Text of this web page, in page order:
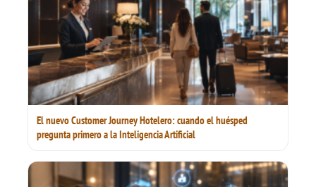
El nuevo Customer Journey Hotelero: cuando el huésped
pregunta primero a la Inteligencia Artificial